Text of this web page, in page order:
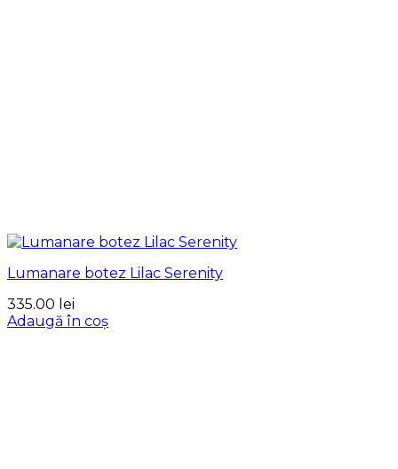
Lumanare botez Lilac Serenity
335.00 lei
Adaugă în coș